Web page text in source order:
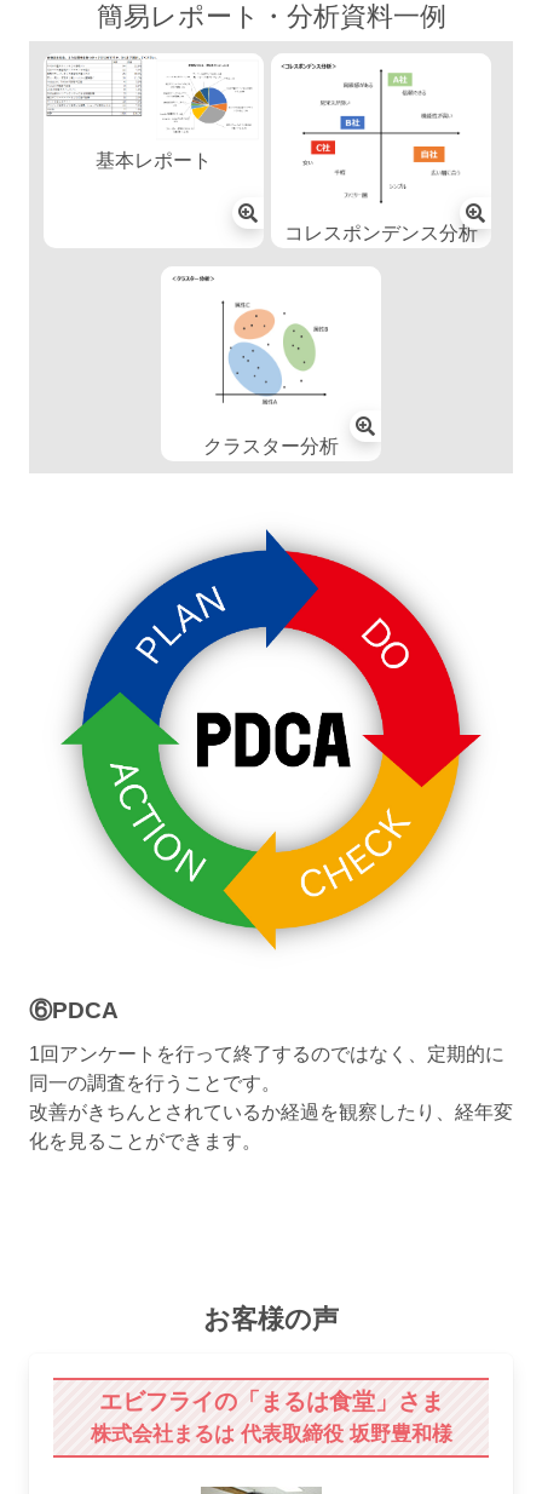
簡易レポート・分析資料一例
基本レポート
コレスポンデンス分析
クラスター分析
⑥PDCA
1回アンケートを行って終了するのではなく、定期的に
同一の調査を行うことです。
改善がきちんとされているか経過を観察したり、経年変
化を見ることができます。
お客様の声
エビフライの「まるは食堂」さま
株式会社まるは 代表取締役 坂野豊和様